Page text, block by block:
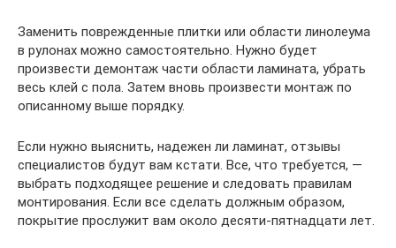
Заменить поврежденные плитки или области линолеума
в рулонах можно самостоятельно. Нужно будет
произвести демонтаж части области ламината, убрать
весь клей с пола. Затем вновь произвести монтаж по
описанному выше порядку.
Если нужно выяснить, надежен ли ламинат, отзывы
специалистов будут вам кстати. Все, что требуется, —
выбрать подходящее решение и следовать правилам
монтирования. Если все сделать должным образом,
покрытие прослужит вам около десяти-пятнадцати лет.